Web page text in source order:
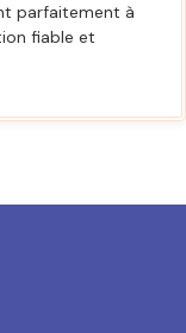
parfaitement à
fiable et